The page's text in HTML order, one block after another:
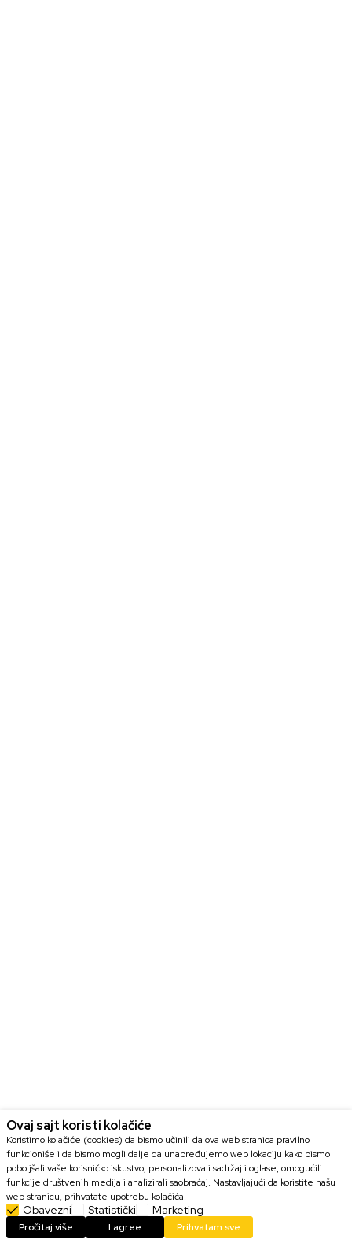
DODAJ U KORPU
Ovaj sajt koristi kolačiće
Koristimo kolačiće (cookies) da bismo učinili da ova web stranica pravilno
funkcioniše i da bismo mogli dalje da unapređujemo web lokaciju kako bismo
poboljšali vaše korisničko iskustvo, personalizovali sadržaj i oglase, omogućili
funkcije društvenih medija i analizirali saobraćaj. Nastavljajući da koristite našu
web stranicu, prihvatate upotrebu kolačića.
Obavezni Statistički Marketing
Pročitaj više I agree Prihvatam sve